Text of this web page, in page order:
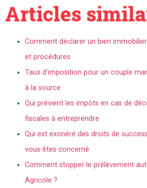
Articles
Comment déclarer un bien
et procédures
Taux d’imposition pour un couple
à la source
Qui prévient les impôts en cas de
fiscales à entreprendre
Qui est exonéré des droits de
vous êtes concerné
Comment stopper le prélèvement
Agricole ?